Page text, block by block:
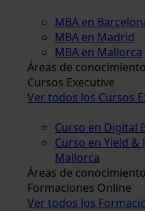
MBA en
MBA en Madrid
MBA en Mallorca
Áreas de conocimiento
Cursos Executive
Ver todos los Cursos
Curso en Digital
Curso en Yield &
Mallorca
Áreas de conocimiento
Formaciones Online
Ver todos los